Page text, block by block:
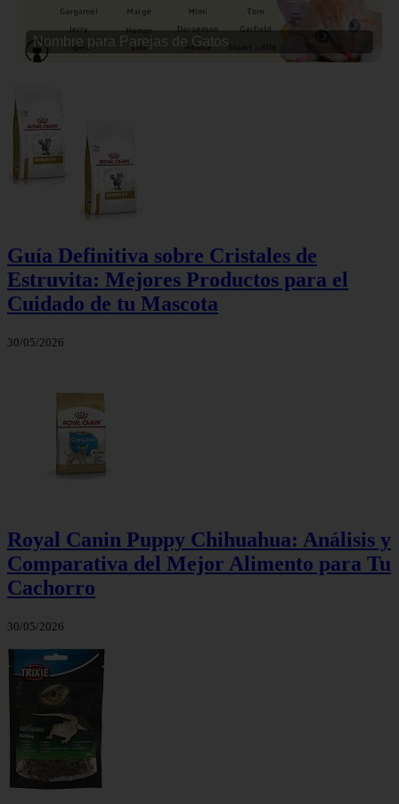
Nombre para Parejas de Gatos
Guía Definitiva sobre Cristales de
Estruvita: Mejores Productos para el
Cuidado de tu Mascota
30/05/2026
Royal Canin Puppy Chihuahua: Análisis y
Comparativa del Mejor Alimento para Tu
Cachorro
30/05/2026